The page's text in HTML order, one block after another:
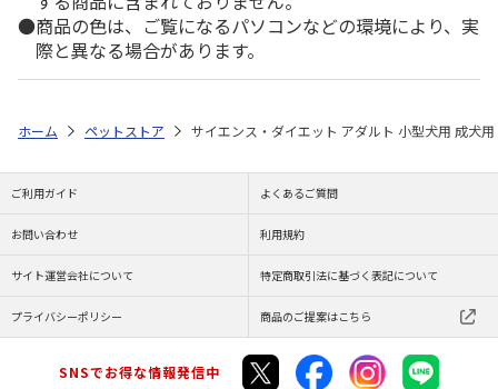
商品の色は、ご覧になるパソコンなどの環境により、実
際と異なる場合があります。
ホーム ペットストア サイエンス・ダイエット アダルト 小型犬用 成犬
ご利用ガイド よくあるご質問
お問い合わせ 利用規約
サイト運営会社について 特定商取引法に基づく表記について
プライバシーポリシー 商品のご提案はこちら
SNSでお得な情報発信中